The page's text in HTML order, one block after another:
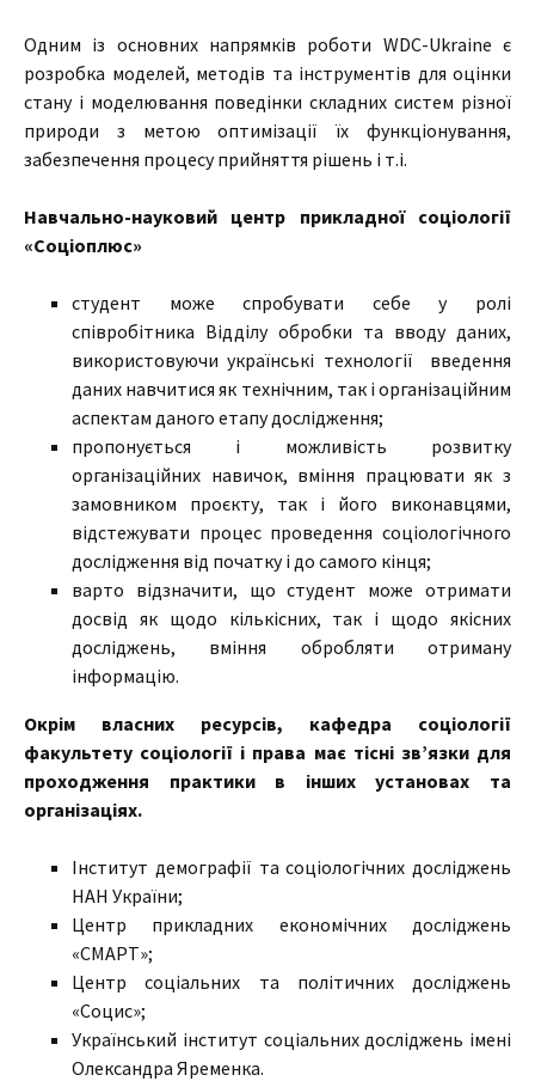
Одним із основних напрямків роботи WDC-Ukraine є
розробка моделей, методів та інструментів для оцінки
стану і моделювання поведінки складних систем різної
природи з метою оптимізації їх функціонування,
забезпечення процесу прийняття рішень і т.і.
Навчально-науковий центр прикладної соціології
«Соціоплюс»
студент може спробувати себе у ролі
співробітника Відділу обробки та вводу даних,
використовуючи українські технології введення
даних навчитися як технічним, так і організаційним
аспектам даного етапу дослідження;
пропонується і можливість розвитку
організаційних навичок, вміння працювати як з
замовником проєкту, так і його виконавцями,
відстежувати процес проведення соціологічного
дослідження від початку і до самого кінця;
варто відзначити, що студент може отримати
досвід як щодо кількісних, так і щодо якісних
досліджень, вміння обробляти отриману
інформацію.
Окрім власних ресурсів, кафедра соціології
факультету соціології і права має тісні зв’язки для
проходження практики в інших установах та
організаціях.
Інститут демографії та соціологічних досліджень
НАН України;
Центр прикладних економічних досліджень
«СМАРТ»;
Центр соціальних та політичних досліджень
«Социс»;
Український інститут соціальних досліджень імені
Олександра Яременка.